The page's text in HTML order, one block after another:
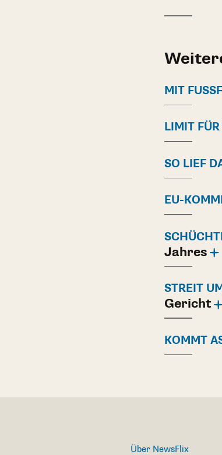
MIT
LIMIT
SO LIEF
EU-
Jahres
STREIT
Gericht
KOMMT
Über NewsFlix